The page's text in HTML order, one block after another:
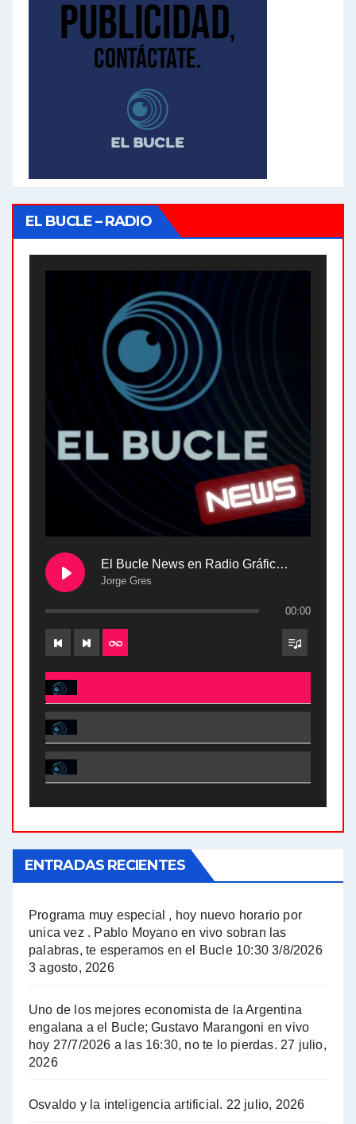
EL BUCLE – RADIO
El Bucle News en Radio Gráfica. Bloque 2 . 28.04.24
Jorge Gres
00:00
El Bucle News en Radio Gráfica. Bloque 2 . 28.04.24 - Jorge Gres
El Bucle News en Radio Gráfica. Bloque 1 . 28.04.24 - Jorge Gres
El Bucle News en Radio Gráfica. Bloque 2 . 21.04.24 - Jorge Gres
A mayor poder al empresariado le cuesta encontrar resistencia - Jose Urtubey con Jorge Gres
Hugo Yasky : Día de la Militancia - Hugo Yasky con Jorge Gres
Hugo Yasky sobre la Coordinadora de las Industrias de Productos Alimenticios (COPAL) - Hugo Yasky con Jorge Gres
ENTRADAS RECIENTES
Programa muy especial , hoy nuevo horario por
unica vez . Pablo Moyano en vivo sobran las
palabras, te esperamos en el Bucle 10:30 3/8/2026
3 agosto, 2026
Uno de los mejores economista de la Argentina
engalana a el Bucle; Gustavo Marangoni en vivo
hoy 27/7/2026 a las 16:30, no te lo pierdas. 27 julio,
2026
Osvaldo y la inteligencia artificial. 22 julio, 2026